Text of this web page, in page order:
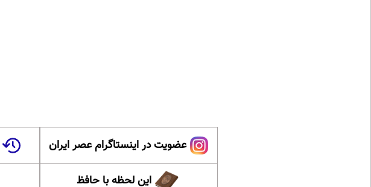
عضویت در اینستاگرام عصر ایران
این لحظه با حافظ